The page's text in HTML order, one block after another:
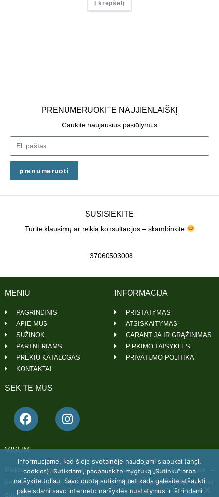
Į krepšelį
PRENUMERUOKITE NAUJIENLAIŠKĮ
Gaukite naujausius pasiūlymus
prenumeruoti
SUSISIEKITE
Turite klausimų ar reikia konsultacijos – skambinkite
+37060503008
VISUM
Elektroninė prekyba nuo A iki Z. Įvairios prekių kategorijos –
namams, sodui, laisvalaikiui, statyboms, automobiliui ir dar
daugiau.
SEKITE MUS
INFORMACIJA
PRISTATYMAS
ATSISKAITYMAS
GARANTIJA IR GRĄŽINIMAS
PIRKIMO TAISYKLĖS
PRIVATUMO POLITIKA
MENIU
PAGRINDINIS
APIE MUS
SUŽINOK
PARTNERIAMS
PREKIŲ KATALOGAS
KONTAKTAI
Informuojame, kad šioje svetainėje naudojami slapukai (angl.
cookies). Sutikdami, paspauskite mygtuką „Sutinku“ arba
naršykite toliau. Savo duotą sutikimą bet kada galėsite atšaukti
pakeisdami savo interneto naršyklės nustatymus ir ištrindami